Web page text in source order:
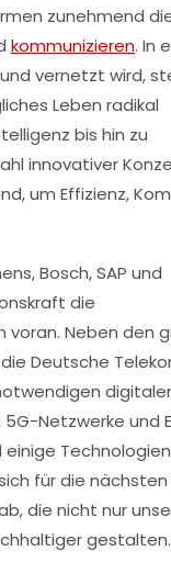
zunehmend
kommunizieren. In
vernetzt wird,
Leben radikal
bis hin zu
innovativer
um Effizienz,
Bosch, SAP und
die
voran. Neben den
Deutsche
Netzwerke und
Technologien
für die
die nicht nur
gestalten.